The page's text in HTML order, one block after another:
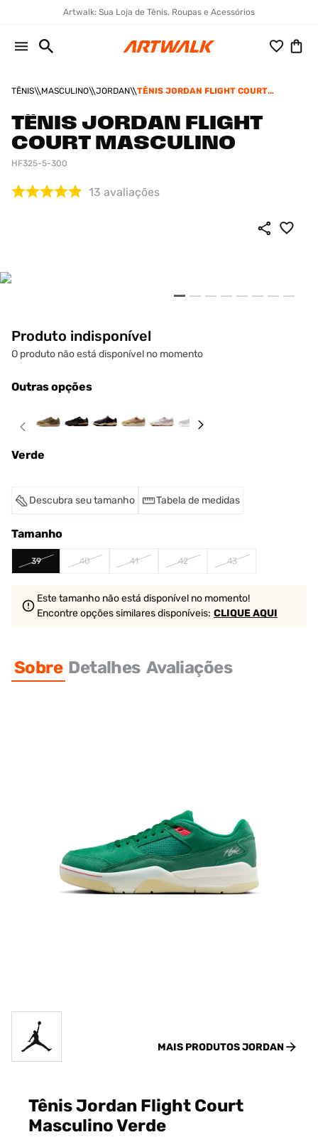
Artwalk: Sua Loja de Tênis, Roupas e Acessórios
TÊNIS MASCULINO JORDAN
TÊNIS JORDAN FLIGHT COURT
TÊNIS JORDAN FLIGHT
COURT MASCULINO
HF325-5-300
13 avaliações
Produto indisponível
O produto não está disponível no momento
Outras opções
Verde
Descubra seu tamanho Tabela de medidas
Tamanho
39 40 41 42 43
Este tamanho não está disponível no momento!
Encontre opções similaresdisponíveis: CLIQUE AQUI
Sobre Detalhes Avaliações
MAIS PRODUTOSJORDAN
Tênis Jordan Flight Court
Masculino Verde